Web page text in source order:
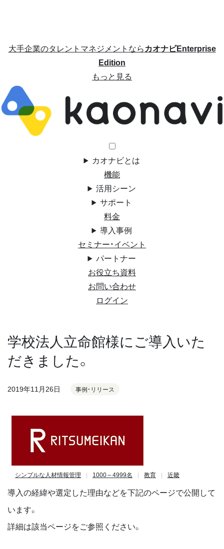
大手企業のタレントマネジメントならカオナビEnterprise
Edition
もっと見る
カオナビとは
機能
活用シーン
サポート
料金
導入事例
セミナー・イベント
パートナー
お役立ち資料
お問い合わせ
ログイン
学校法人立命館様にご導入いた
だきました。
2019年11月26日 事例・リリース
シンプルな人材情報管理 1000～4999名 教育 近畿
導入の経緯や選定した理由などを下記のページで公開して
います。
詳細は該当ページをご参照ください。